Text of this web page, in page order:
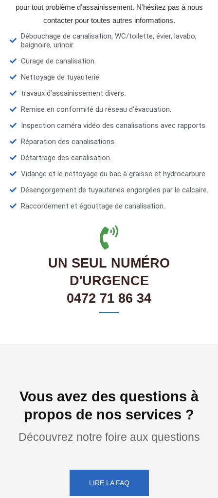
pour tout problème d’assainissement. N’hésitez pas à nous
contacter pour toutes autres informations.
Débouchage de canalisation, WC/toilette, évier, lavabo,
baignoire, urinoir.
Curage de canalisation.
Nettoyage de tuyauterie.
travaux d’assainissement divers.
Remise en conformité du réseau d'évacuation.
Inspection caméra vidéo des canalisations avec rapports.
Réparation des canalisations.
Détartrage des canalisation.
Vidange et le nettoyage du bac à graisse et hydrocarbure.
Désengorgement de tuyauteries engorgées par le calcaire.
Raccordement et égouttage de canalisation.
UN SEUL NUMÉRO
D'URGENCE
0472 71 86 34
Vous avez des questions à
propos de nos services ?
Découvrez notre foire aux questions
LIRE LA FAQ